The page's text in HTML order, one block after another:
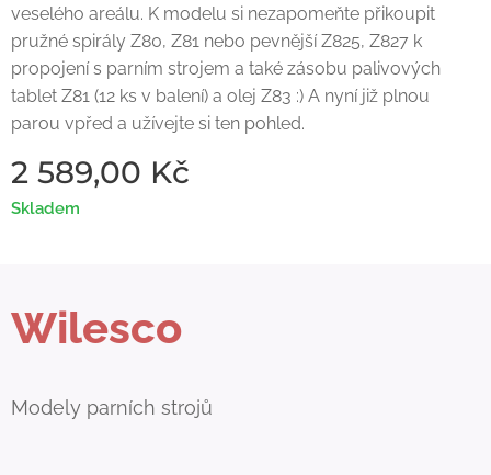
veselého areálu. K modelu si nezapomeňte přikoupit
pružné spirály Z80, Z81 nebo pevnější Z825, Z827 k
propojení s parním strojem a také zásobu palivových
tablet Z81 (12 ks v balení) a olej Z83 :) A nyní již plnou
parou vpřed a užívejte si ten pohled.
2 589,00 Kč
Skladem
Wilesco
Modely parních strojů